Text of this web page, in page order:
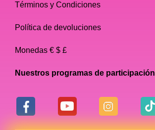
Términos y Condiciones
Política de devoluciones
Monedas € $ £
Nuestros programas de participación